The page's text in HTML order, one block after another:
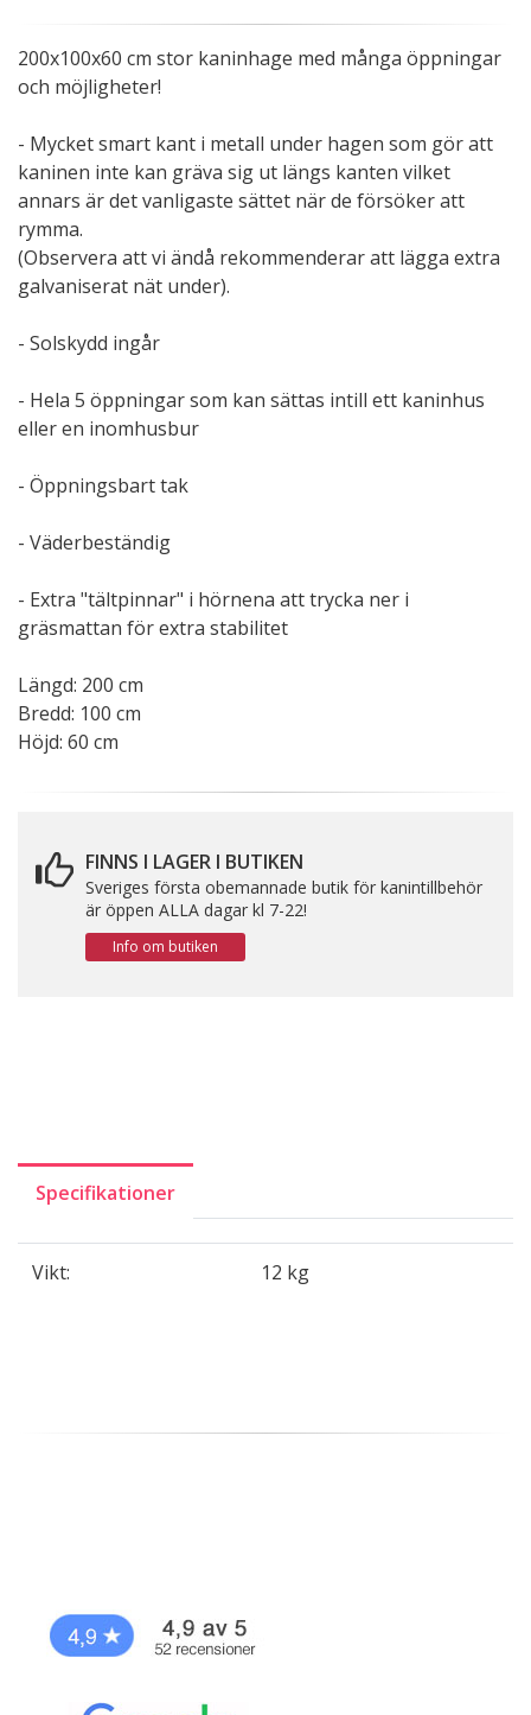
200x100x60 cm stor kaninhage med många öppningar
och möjligheter!
- Mycket smart kant i metall under hagen som gör att
kaninen inte kan gräva sig ut längs kanten vilket
annars är det vanligaste sättet när de försöker att
rymma.
(Observera att vi ändå rekommenderar att lägga extra
galvaniserat nät under).
- Solskydd ingår
- Hela 5 öppningar som kan sättas intill ett kaninhus
eller en inomhusbur
- Öppningsbart tak
- Väderbeständig
- Extra "tältpinnar" i hörnena att trycka ner i
gräsmattan för extra stabilitet
Längd: 200 cm
Bredd: 100 cm
Höjd: 60 cm
FINNS I LAGER I BUTIKEN
Sveriges första obemannade butik för kanintillbehör
är öppen ALLA dagar kl 7-22!
Info om butiken
Specifikationer
Vikt: 12 kg